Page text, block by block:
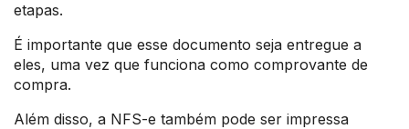
etapas.
É importante que esse documento seja entregue a
eles, uma vez que funciona como comprovante de
compra.
Além disso, a NFS-e também pode ser impressa